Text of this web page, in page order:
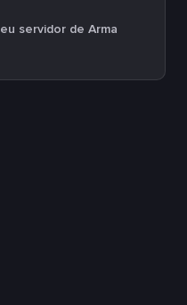
servidor de Arma